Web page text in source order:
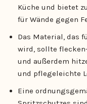
Küche und bietet
für Wände gegen
Das Material, das
wird, sollte
und außerdem
und pflegeleichte
Eine